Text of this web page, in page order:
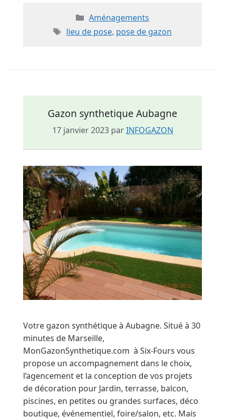
Catégories
Aménagements
Étiquettes
lieu de pose, pose de gazon
Gazon synthetique Aubagne
17 janvier 2023 parINFOGAZON
Votre gazon synthétique à Aubagne. Situé à 30
minutes de Marseille,
MonGazonSynthetique.com à Six-Fours vous
propose un accompagnement dans le choix,
l’agencement et la conception de vos projets
de décoration pour Jardin, terrasse, balcon,
piscines, en petites ou grandes surfaces, déco
boutique, événementiel, foire/salon, etc. Mais